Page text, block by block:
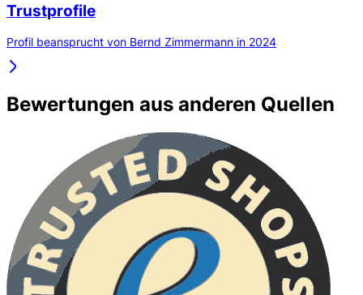
Trustprofile
Profil beansprucht von Bernd Zimmermann in 2024
Bewertungen aus anderen Quellen